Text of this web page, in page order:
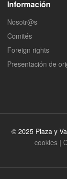
Información
Nosotr@s
Comités
Foreign rights
Presentación de
© 2025 Plaza y
cookies |